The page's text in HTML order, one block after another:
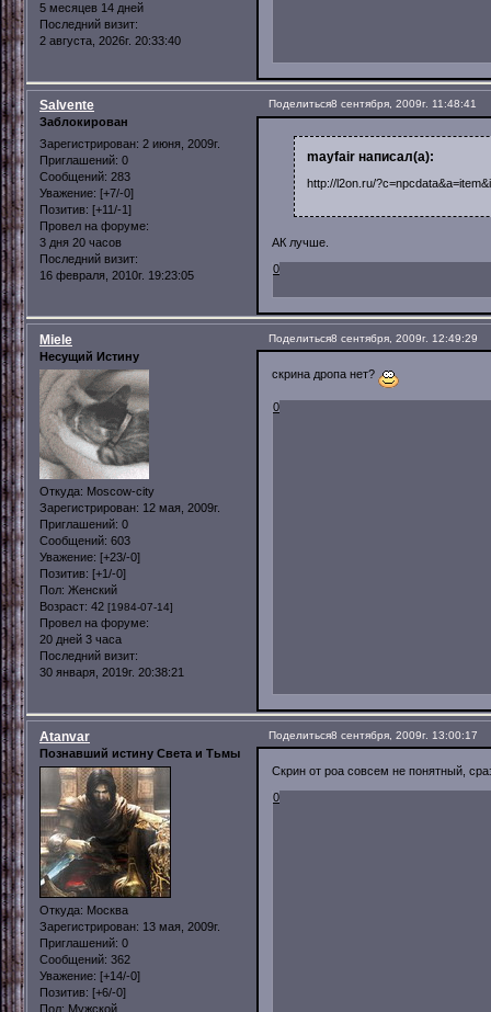
5 месяцев 14 дней
Последний визит:
2 августа, 2026г. 20:33:40
Поделиться8 сентября, 2009г. 11:48:41
Salvente
Заблокирован
Зарегистрирован: 2 июня, 2009г.
Приглашений: 0
Сообщений: 283
Уважение: [+7/-0]
Позитив: [+11/-1]
Провел на форуме:
3 дня 20 часов
Последний визит:
16 февраля, 2010г. 19:23:05
mayfair написал(а):
http://l2on.ru/
АК лучше.
0
Поделиться8 сентября, 2009г. 12:49:29
Miele
Несущий Истину
Откуда: Moscow-city
Зарегистрирован: 12 мая, 2009г.
Приглашений: 0
Сообщений: 603
Уважение: [+23/-0]
Позитив: [+1/-0]
Пол: Женский
Возраст: 42 [1984-07-14]
Провел на форуме:
20 дней 3 часа
Последний визит:
30 января, 2019г. 20:38:21
скрина дропа нет?
0
Поделиться8 сентября, 2009г. 13:00:17
Atanvar
Познавший истину Света и Тьмы
Откуда: Москва
Зарегистрирован: 13 мая, 2009г.
Приглашений: 0
Сообщений: 362
Уважение: [+14/-0]
Позитив: [+6/-0]
Пол: Мужской
Скрин от роа совсем не понятный,
0